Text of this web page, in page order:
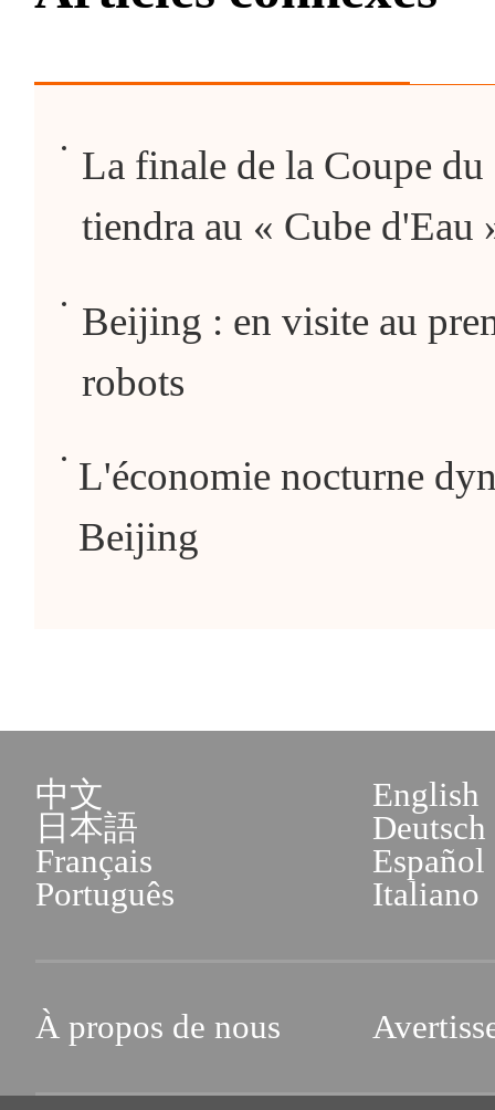
La finale de la Coupe
tiendra au « Cube d'Eau
Beijing : en visite au
robots
L'économie nocturne
Beijing
中文
English
日本語
Deutsch
Français
Español
Português
Italiano
À propos de nous